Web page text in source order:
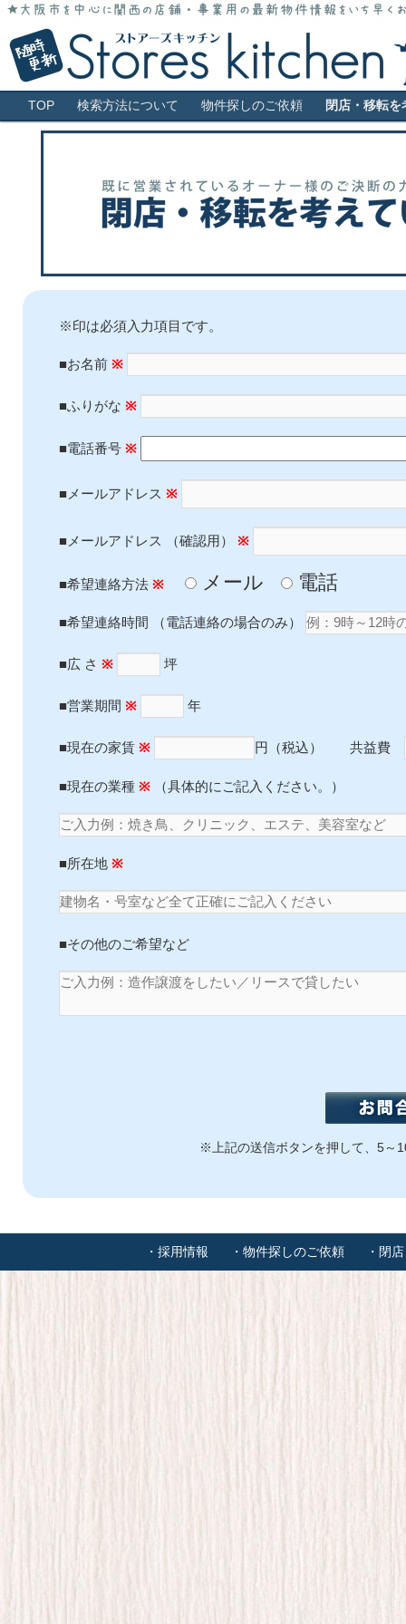
大阪 貸店舗 居抜き物件 スケルトン 飲
大阪市全域・キタ・ミナミ・アメ村・福島・堀江・新町などの貸店舗情報
メインメニュー
TOP 検索方法について 物件探しのご依頼 閉店・移転
※印は必須入力項目です。
■お名前 ※
■ふりがな ※
■電話番号 ※
■メールアドレス ※
■メールアドレス （確認用） ※
■希望連絡方法 ※ メール 電話
■希望連絡時間 （電話連絡の場合のみ）
■広 さ ※ 坪
■営業期間 ※ 年
■現在の家賃 ※ 円（税込） 共益費
■現在の業種 ※ （具体的にご記入ください。）
■所在地 ※
■その他のご希望など
※上記の送信ボタンを押して、5～
・採用情報 ・物件探しのご依頼 ・閉